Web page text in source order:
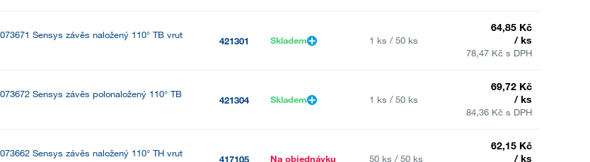
Sensys závěs naložený 110° TB vrut
421301 Skladem 1 ks / 50 ks
64,85 Kč
/ ks
78,47 Kč s DPH
Sensys závěs polonaložený 110° TB
421304 Skladem 1 ks / 50 ks
69,72 Kč
/ ks
84,36 Kč s DPH
Sensys závěs naložený 110° TH vrut
417105 Na objednávku 50 ks / 50 ks
62,15 Kč
/ ks